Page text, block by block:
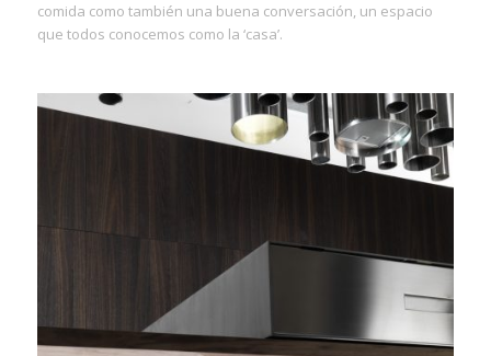
comida como también una buena conversación, un espacio
que todos conocemos como la ‘casa’.